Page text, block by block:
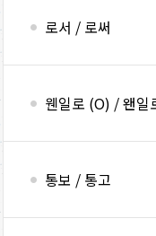
로서 / 로써
웬일로 (O) / 왠일
통보 / 통고